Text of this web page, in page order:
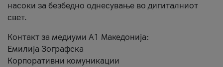
насоки за безбедно однесување во дигиталниот
свет.
Контакт за медиуми А1 Македонија:
Емилија Зографска
Корпоративни комуникации